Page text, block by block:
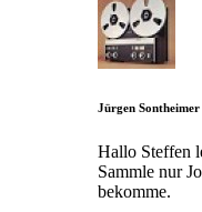
Jürgen Sontheimer
Hallo Steffen
Sammle nur
bekomme.